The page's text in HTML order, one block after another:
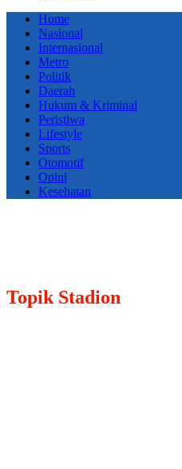
Home
Nasional
Internasional
Metro
Politik
Daerah
Hukum & Kriminal
Peristiwa
Lifestyle
Sports
Otomotif
Opini
Kesehatan
Topik Stadion